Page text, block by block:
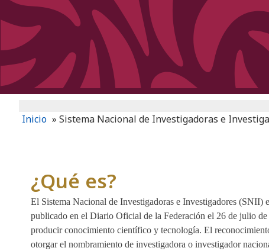
Inicio » Sistema Nacional de Investigadoras e
¿Qué es?
El Sistema Nacional de Investigadoras e Investigadores (SNII)
publicado en el Diario Oficial de la Federación el 26 de julio de
producir conocimiento científico y tecnología. El
otorgar el nombramiento de investigadora o investigador